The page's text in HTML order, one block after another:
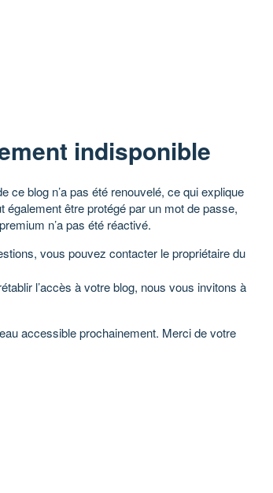
indisponible
ce blog n’a pas été renouvelé, ce qui explique
être protégé par un mot de passe,
n’a pas été réactivé.
vous pouvez contacter le propriétaire du
l’accès à votre blog, nous vous invitons à
accessible prochainement. Merci de votre